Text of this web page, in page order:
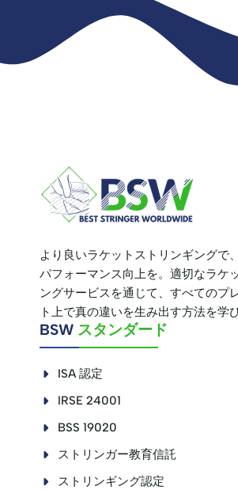
より良いラケットストリンギングで
パフォーマンス向上を。適切なラケ
ングサービスを通じて、すべてのプ
ト上で真の違いを生み出す方法を学
BSW スタンダード
ISA 認定
IRSE 24001
BSS 19020
ストリンガー教育信託
ストリンギング認定